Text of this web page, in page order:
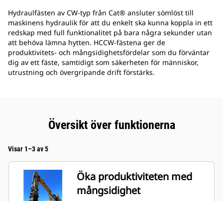
Hydraulfästen av CW-typ från Cat® ansluter sömlöst till
maskinens hydraulik för att du enkelt ska kunna koppla in ett
redskap med full funktionalitet på bara några sekunder utan
att behöva lämna hytten. HCCW-fästena ger de
produktivitets- och mångsidighetsfördelar som du förväntar
dig av ett fäste, samtidigt som säkerheten för människor,
utrustning och övergripande drift förstärks.
Översikt över funktionerna
Visar 1–3 av 5
Öka produktiviteten med
mångsidighet